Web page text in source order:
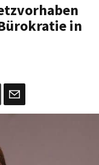
in